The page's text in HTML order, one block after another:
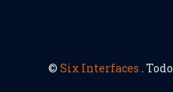
© Six Interfaces .